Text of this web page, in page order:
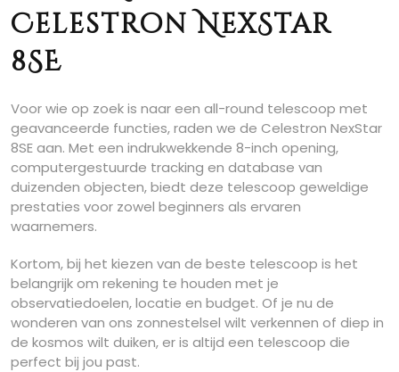
Celestron NexStar
8SE
Voor wie op zoek is naar een all-round telescoop met
geavanceerde functies, raden we de Celestron NexStar
8SE aan. Met een indrukwekkende 8-inch opening,
computergestuurde tracking en database van
duizenden objecten, biedt deze telescoop geweldige
prestaties voor zowel beginners als ervaren
waarnemers.
Kortom, bij het kiezen van de beste telescoop is het
belangrijk om rekening te houden met je
observatiedoelen, locatie en budget. Of je nu de
wonderen van ons zonnestelsel wilt verkennen of diep in
de kosmos wilt duiken, er is altijd een telescoop die
perfect bij jou past.